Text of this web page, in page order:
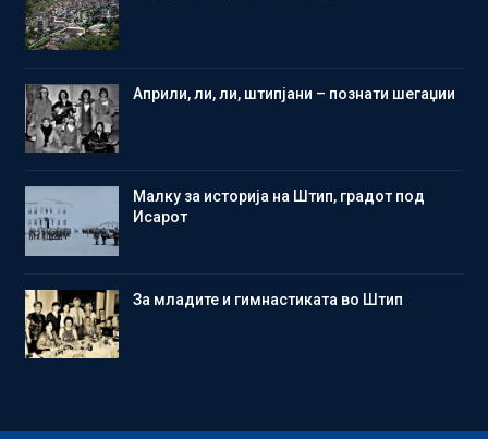
Aприли, ли, ли, штипјани – познати шегаџии
Малку за историја на Штип, градот под
Исарот
Зa младите и гимнастиката во Штип